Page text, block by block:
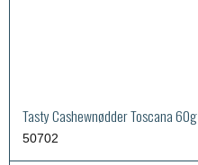
Tasty Cashewnødder Toscana 60g
50702